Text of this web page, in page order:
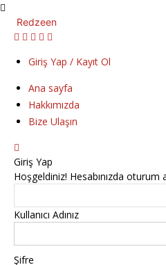
Redzeen
Giriş Yap / Kayıt Ol
Ana sayfa
Hakkımızda
Bize Ulaşın
Giriş Yap
Hoşgeldiniz! Hesabınızda oturum
Kullanıcı Adınız
Şifre